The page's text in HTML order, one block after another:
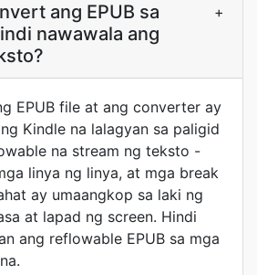
ang EPUB sa
nawawala ang
+
EPUB file at ang converter ay
Kindle na lalagyan sa paligid
na stream ng teksto -
linya ng linya, at mga break
ay umaangkop sa laki ng
at lapad ng screen. Hindi
ang reflowable EPUB sa mga